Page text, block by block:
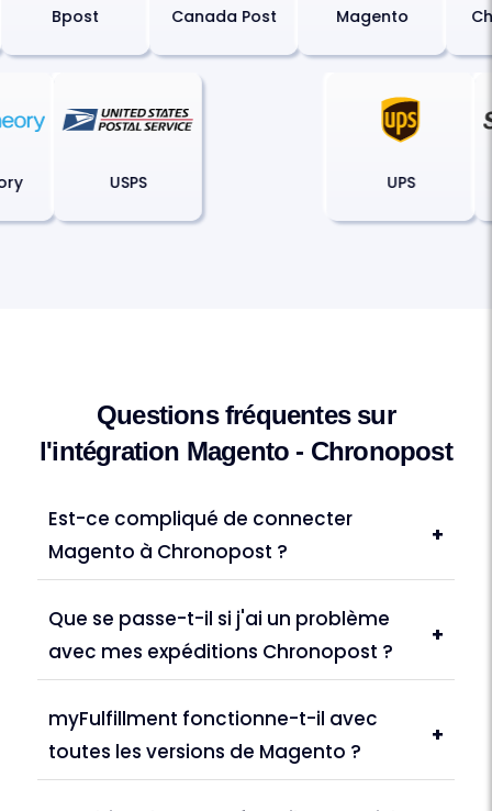
Bpost Canada Post Magento
USPS UPS
Questions fréquentes sur
l'intégration Magento - Chronopost
Est-ce compliqué de connecter
Magento à Chronopost ?
+
Que se passe-t-il si j'ai un problème
avec mes expéditions Chronopost ?
+
myFulfillment fonctionne-t-il avec
toutes les versions de Magento ?
+